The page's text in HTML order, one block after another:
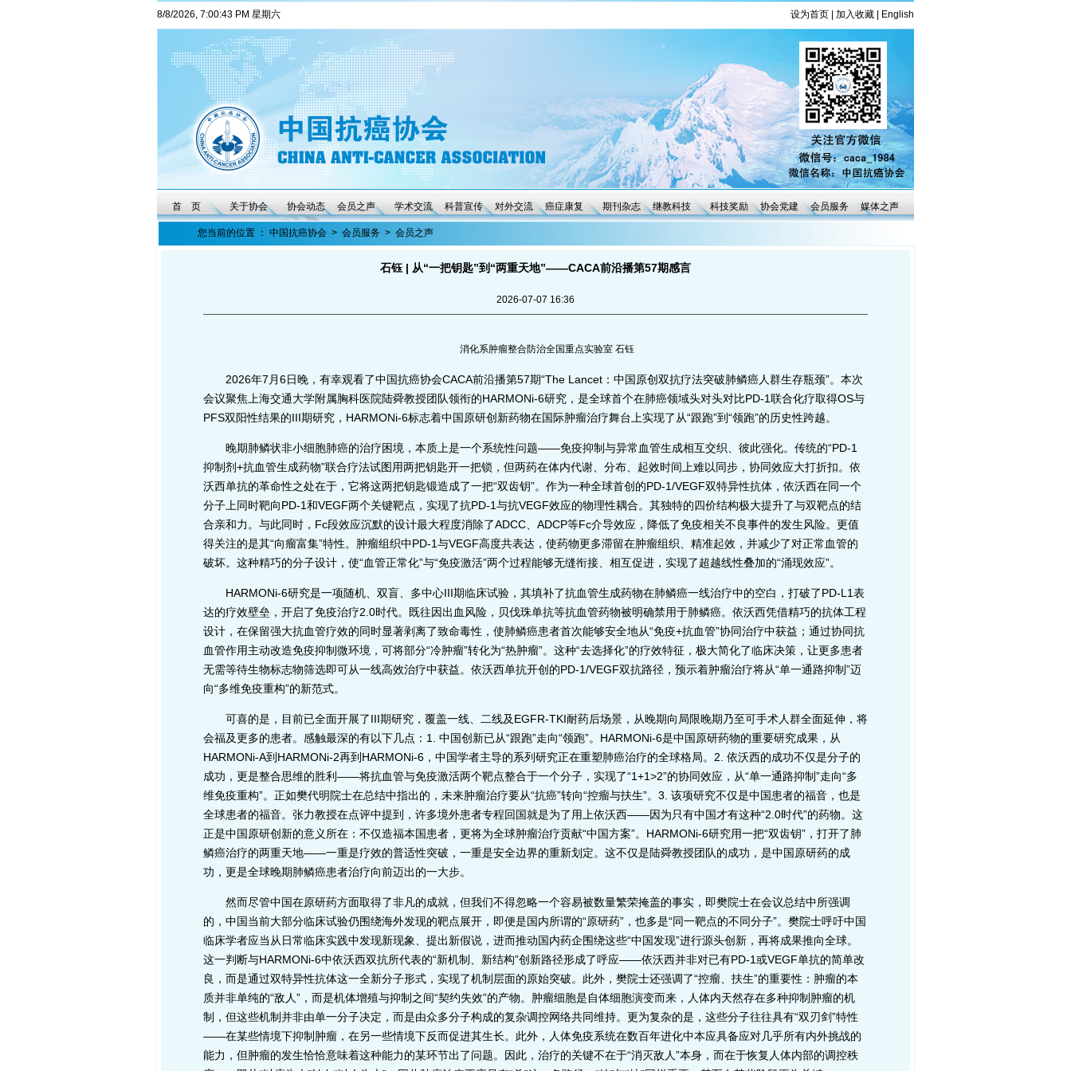
8/8/2026, 7:00:44 PM 星期六 设为首页 加入收藏 English
首 页 关于协会 协会动态 会员之声 学术交流 科普宣传 对外交流 癌症康复 期刊杂志 继教科技 科技奖励 协会党建 会员服务 媒体之声
您当前的位置 ： 中国抗癌协会 > 会员服务 > 会员之声
石钰 | 从“一把钥匙”到“两重天地”——CACA前沿播第57期感言
2026-07-07 16:36
消化系肿瘤整合防治全国重点实验室 石钰
2026年7月6日晚，有幸观看了中国抗癌协会CACA前沿播第57期“The Lancet：中国原创双抗疗法突破肺鳞癌人群生存瓶颈”。本次
会议聚焦上海交通大学附属胸科医院陆舜教授团队领衔的HARMONi-6研究，是全球首个在肺癌领域头对头对比PD-1联合化疗取得OS与
PFS双阳性结果的III期研究，HARMONi-6标志着中国原研创新药物在国际肿瘤治疗舞台上实现了从“跟跑”到“领跑”的历史性跨越。
晚期肺鳞状非小细胞肺癌的治疗困境，本质上是一个系统性问题——免疫抑制与异常血管生成相互交织、彼此强化。传统的“PD-1
抑制剂+抗血管生成药物”联合疗法试图用两把钥匙开一把锁，但两药在体内代谢、分布、起效时间上难以同步，协同效应大打折扣。依
沃西单抗的革命性之处在于，它将这两把钥匙锻造成了一把“双齿钥”。作为一种全球首创的PD-1/VEGF双特异性抗体，依沃西在同一个
分子上同时靶向PD-1和VEGF两个关键靶点，实现了抗PD-1与抗VEGF效应的物理性耦合。其独特的四价结构极大提升了与双靶点的结
合亲和力。与此同时，Fc段效应沉默的设计最大程度消除了ADCC、ADCP等Fc介导效应，降低了免疫相关不良事件的发生风险。更值
得关注的是其“向瘤富集”特性。肿瘤组织中PD-1与VEGF高度共表达，使药物更多滞留在肿瘤组织、精准起效，并减少了对正常血管的
破坏。这种精巧的分子设计，使“血管正常化”与“免疫激活”两个过程能够无缝衔接、相互促进，实现了超越线性叠加的“涌现效应”。
HARMONi-6研究是一项随机、双盲、多中心III期临床试验，其填补了抗血管生成药物在肺鳞癌一线治疗中的空白，打破了PD-L1表
达的疗效壁垒，开启了免疫治疗2.0时代。既往因出血风险，贝伐珠单抗等抗血管药物被明确禁用于肺鳞癌。依沃西凭借精巧的抗体工程
设计，在保留强大抗血管疗效的同时显著剥离了致命毒性，使肺鳞癌患者首次能够安全地从“免疫+抗血管”协同治疗中获益；通过协同抗
血管作用主动改造免疫抑制微环境，可将部分“冷肿瘤”转化为“热肿瘤”。这种“去选择化”的疗效特征，极大简化了临床决策，让更多患者
无需等待生物标志物筛选即可从一线高效治疗中获益。依沃西单抗开创的PD-1/VEGF双抗路径，预示着肿瘤治疗将从“单一通路抑制”迈
向“多维免疫重构”的新范式。
可喜的是，目前已全面开展了III期研究，覆盖一线、二线及EGFR-TKI耐药后场景，从晚期向局限晚期乃至可手术人群全面延伸，将
会福及更多的患者。感触最深的有以下几点：1. 中国创新已从“跟跑”走向“领跑”。HARMONi-6是中国原研药物的重要研究成果，从
HARMONi-A到HARMONi-2再到HARMONi-6，中国学者主导的系列研究正在重塑肺癌治疗的全球格局。2. 依沃西的成功不仅是分子的
成功，更是整合思维的胜利——将抗血管与免疫激活两个靶点整合于一个分子，实现了“1+1>2”的协同效应，从“单一通路抑制”走向“多
维免疫重构”。正如樊代明院士在总结中指出的，未来肿瘤治疗要从“抗癌”转向“控瘤与扶生”。3. 该项研究不仅是中国患者的福音，也是
全球患者的福音。张力教授在点评中提到，许多境外患者专程回国就是为了用上依沃西——因为只有中国才有这种“2.0时代”的药物。这
正是中国原研创新的意义所在：不仅造福本国患者，更将为全球肿瘤治疗贡献“中国方案”。HARMONi-6研究用一把“双齿钥”，打开了肺
鳞癌治疗的两重天地——一重是疗效的普适性突破，一重是安全边界的重新划定。这不仅是陆舜教授团队的成功，是中国原研药的成
功，更是全球晚期肺鳞癌患者治疗向前迈出的一大步。
然而尽管中国在原研药方面取得了非凡的成就，但我们不得忽略一个容易被数量繁荣掩盖的事实，即樊院士在会议总结中所强调
的，中国当前大部分临床试验仍围绕海外发现的靶点展开，即便是国内所谓的“原研药”，也多是“同一靶点的不同分子”。樊院士呼吁中国
临床学者应当从日常临床实践中发现新现象、提出新假说，进而推动国内药企围绕这些“中国发现”进行源头创新，再将成果推向全球。
这一判断与HARMONi-6中依沃西双抗所代表的“新机制、新结构”创新路径形成了呼应——依沃西并非对已有PD-1或VEGF单抗的简单改
良，而是通过双特异性抗体这一全新分子形式，实现了机制层面的原始突破。此外，樊院士还强调了“控瘤、扶生”的重要性：肿瘤的本
质并非单纯的“敌人”，而是机体增殖与抑制之间“契约失效”的产物。肿瘤细胞是自体细胞演变而来，人体内天然存在多种抑制肿瘤的机
制，但这些机制并非由单一分子决定，而是由众多分子构成的复杂调控网络共同维持。更为复杂的是，这些分子往往具有“双刃剑”特性
——在某些情境下抑制肿瘤，在另一些情境下反而促进其生长。此外，人体免疫系统在数百年进化中本应具备应对几乎所有内外挑战的
能力，但肿瘤的发生恰恰意味着这种能力的某环节出了问题。因此，治疗的关键不在于“消灭敌人”本身，而在于恢复人体内部的调控秩